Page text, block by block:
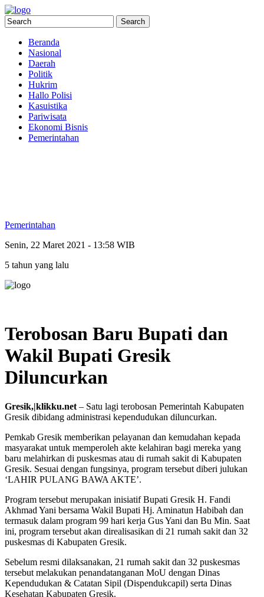
Beranda
Nasional
Daerah
Politik
Hukrim
Hallo Polisi
Kasuistika
Pariwisata
Ekonomi Bisnis
Pemerintahan
Pemerintahan
Senin, 22 Maret 2021 - 13:58 WIB
5 tahun yang lalu
Terobosan Baru Bupati dan
Wakil Bupati Gresik
Diluncurkan
Gresik,|klikku.net – Satu lagi terobosan Pemerintah Kabupaten
Gresik dibidang administrasi kependudukan diluncurkan.
Pemkab Gresik memberikan pelayanan dan kemudahan kepada
masyarakat untuk memperoleh akte kelahiran bagi mereka yang
baru melahirkan di puskesmas atau di rumah sakit di Kabupaten
Gresik. Sesuai dengan fungsinya, program tersebut diberi julukan
‘LAHIR PULANG BAWA AKTE’.
Program tersebut merupakan inisiatif Bupati Gresik H. Fandi
Akhmad Yani bersama Wakil Bupati Hj. Aminatun Habibah dan
termasuk dalam program 99 hari kerja Gus Yani dan Bu Min. Saat
ini, program tersebut akan direalisasikan di 21 rumah sakit dan 32
puskesmas di Kabupaten Gresik.
Sebelum resmi dilaksanakan, 21 rumah sakit dan 32 puskesmas
tersebut melakukan penandatanganan MoU dengan Dinas
Kependudukan & Catatan Sipil (Dispendukcapil) serta Dinas
Kesehatan Kabupaten Gresik.